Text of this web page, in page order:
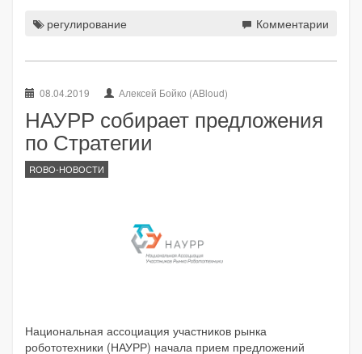
регулирование Комментарии
08.04.2019 Алексей Бойко (ABloud)
НАУРР собирает предложения
по Стратегии
ROBO-НОВОСТИ
Национальная ассоциация участников рынка
робототехники (НАУРР) начала прием предложений